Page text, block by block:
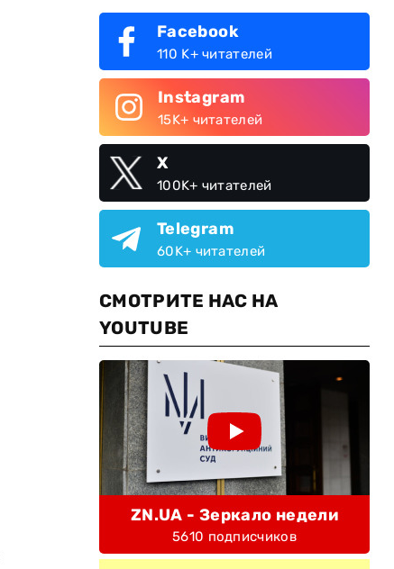
Facebook
110 K+ читателей
Instagram
15K+ читателей
X
100K+ читателей
Telegram
60K+ читателей
СМОТРИТЕ НАС НА
YOUTUBE
ZN.UA - Зеркало недели
5610 подписчиков